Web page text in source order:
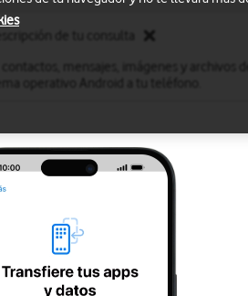
mensajes, imágenes y archivos
operativo Android a tu teléfono.